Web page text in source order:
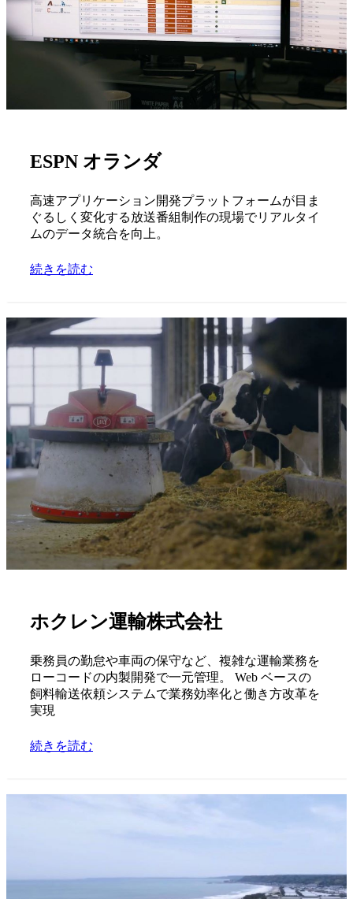
ESPN オランダ
高速アプリケーション開発プラットフォームが目ま
ぐるしく変化する放送番組制作の現場でリアルタイ
ムのデータ統合を向上。
続きを読む
ホクレン運輸株式会社
乗務員の勤怠や車両の保守など、複雑な運輸業務を
ローコードの内製開発で一元管理。 Web ベースの
飼料輸送依頼システムで業務効率化と働き方改革を
実現
続きを読む